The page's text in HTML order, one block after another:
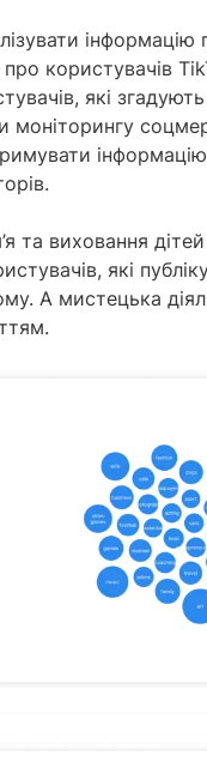
інформацію
користувачів
які
моніторингу
та виховання
які
А мистецька